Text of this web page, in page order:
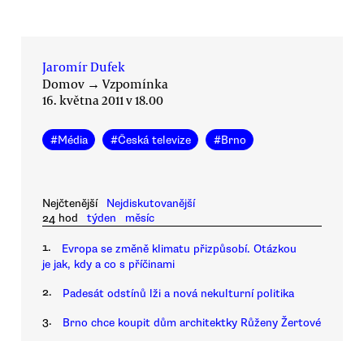
Jaromír Dufek
Domov → Vzpomínka
16. května 2011 v 18.00
#Média #Česká televize #Brno
Nejčtenější
Nejdiskutovanější
24 hod
týden měsíc
1.
Evropa se změně klimatu přizpůsobí. Otázkou
je jak, kdy a co s příčinami
2. Padesát odstínů lži a nová nekulturní politika
3. Brno chce koupit dům architektky Růženy Žertové